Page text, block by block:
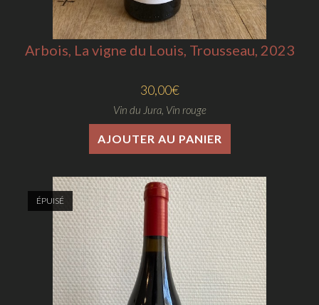
Arbois, La vigne du Louis, Trousseau, 2023
30,00€
Vin du Jura, Vin rouge
AJOUTER AU PANIER
ÉPUISÉ